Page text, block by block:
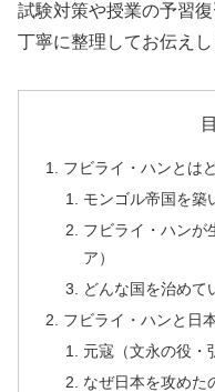
試験対策や授業の予習
丁寧に整理してお伝えし
フビライ・ハンとは
モンゴル帝国を築
フビライ・ハンが
ア）
どんな国を治めて
フビライ・ハンと日
元寇（文永の役・
なぜ日本を攻めた